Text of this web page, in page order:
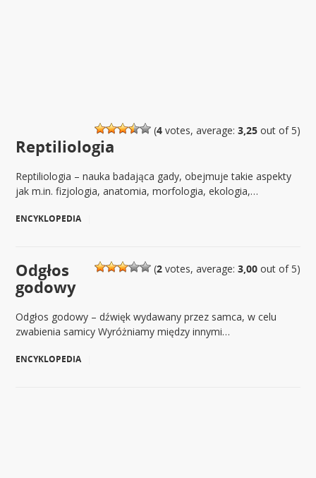
(4votes, average: 3,25out of 5)
Reptiliologia
Reptiliologia – nauka badająca gady, obejmuje takie aspekty
jak m.in. fizjologia, anatomia, morfologia, ekologia,…
ENCYKLOPEDIA
(2votes, average: 3,00out of 5)
Odgłos
godowy
Odgłos godowy – dźwięk wydawany przez samca, w celu
zwabienia samicy Wyróżniamy między innymi…
ENCYKLOPEDIA